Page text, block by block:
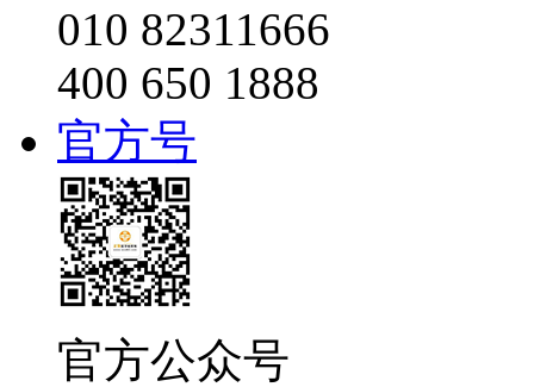
010 82311666
400 650 1888
官方号
官方公众号